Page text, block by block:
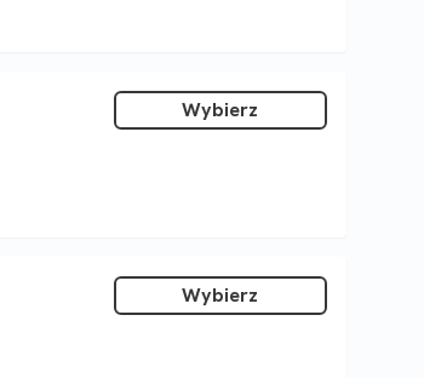
Wybierz
Wybierz